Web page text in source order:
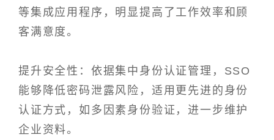
等集成应用程序，明显提高了工作效率和顾
客满意度。
提升安全性：依据集中身份认证管理，SSO
能够降低密码泄露风险，适用更先进的身份
认证方式，如多因素身份验证，进一步维护
企业资料。